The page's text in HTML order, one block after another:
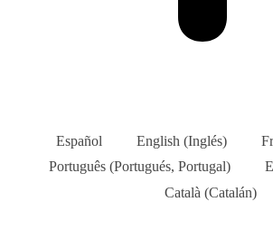
Español English (Inglés)
Português (Portugués, Portugal)
Català (Catalán)